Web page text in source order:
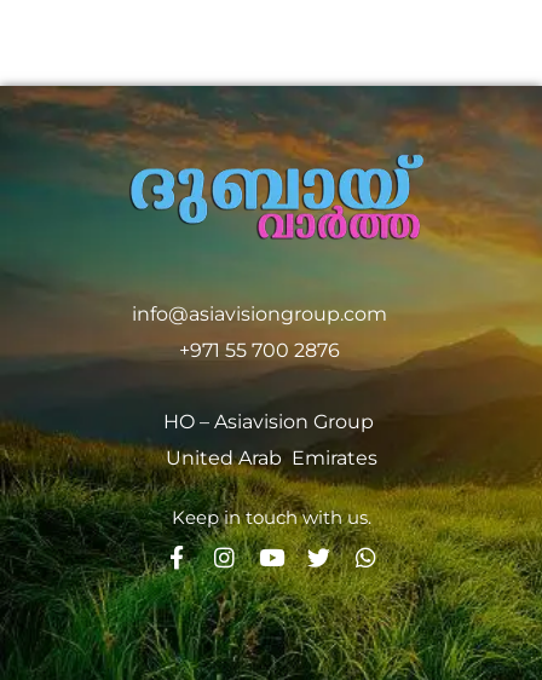
info@asiavisiongroup.com
+971 55 700 2876
HO – Asiavision Group
United Arab Emirates
Keep in touch with us.